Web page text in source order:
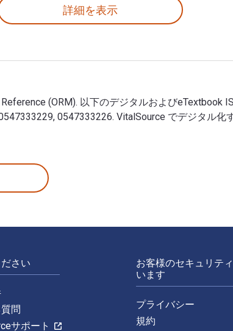
詳細を表示
(ORM). 以下のデジタルおよびeTextbook
0547333226. VitalSource でデジタル化
さい
問
サポート
お客様のセキュリテ
います
プライバシー
規約